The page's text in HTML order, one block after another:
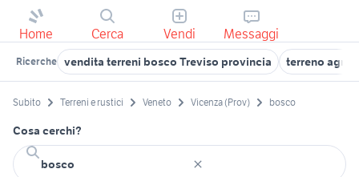
Home Cerca Vendi Messaggi
Ricerche vendita terreni bosco Treviso provincia terreno
Subito Terreni e rustici Veneto Vicenza (Prov) bosco
Cosa cerchi?